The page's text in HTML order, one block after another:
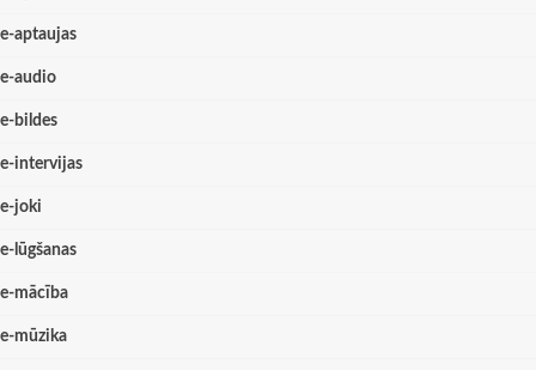
e-aptaujas
e-audio
e-bildes
e-intervijas
e-joki
e-lūgšanas
e-mācība
e-mūzika